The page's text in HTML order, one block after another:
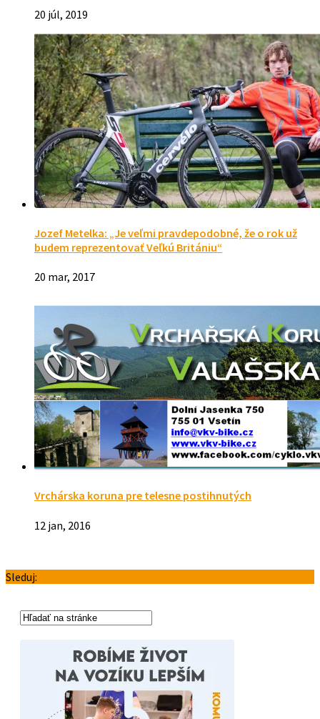
20 júl, 2019
Jozef Metelka: „Je veľmi pravdepodobné, že o rok už
budem reprezentovať Veľkú Britániu“
20 mar, 2017
Vrchárska koruna pre telesne postihnutých
12 jan, 2016
Sleduj: